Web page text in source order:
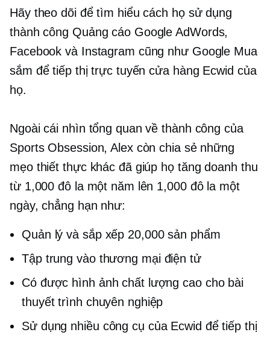
Hãy theo dõi để tìm hiểu cách họ sử dụng
thành công Quảng cáo Google AdWords,
Facebook và Instagram cũng như Google Mua
sắm để tiếp thị trực tuyến cửa hàng Ecwid của
họ.
Ngoài cái nhìn tổng quan về thành công của
Sports Obsession, Alex còn chia sẻ những
mẹo thiết thực khác đã giúp họ tăng doanh thu
từ 1,000 đô la một năm lên 1,000 đô la một
ngày, chẳng hạn như:
Quản lý và sắp xếp 20,000 sản phẩm
Tập trung vào thương mại điện tử
Có được hình ảnh chất lượng cao cho bài
thuyết trình chuyên nghiệp
Sử dụng nhiều công cụ của Ecwid để tiếp thị